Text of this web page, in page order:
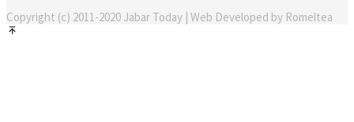
Copyright (c) 2011-2020 Jabar Today | Web Developed by Romeltea